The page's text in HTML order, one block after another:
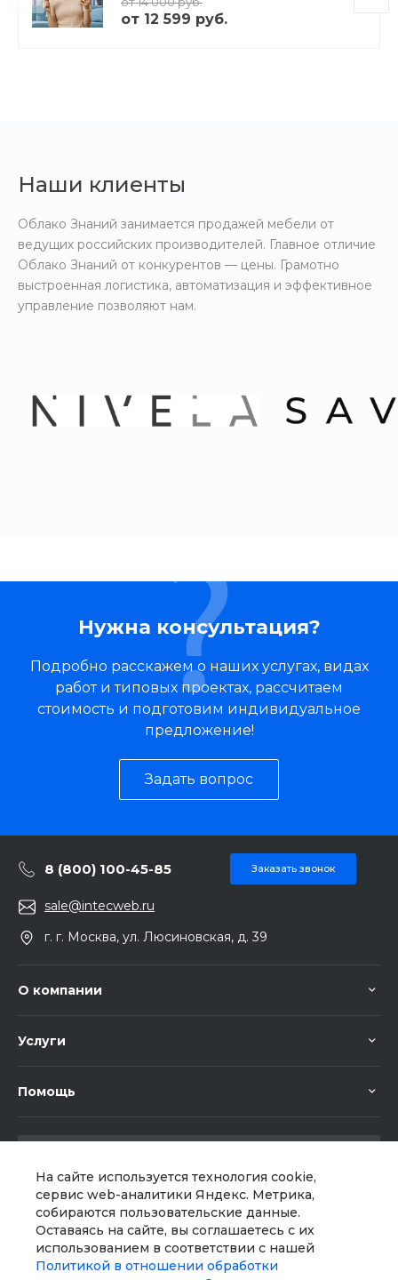
На сайте используется технология cookie,
сервис web-аналитики Яндекс. Метрика,
собираются пользовательские данные.
Оставаясь на сайте, вы соглашаетесь с их
использованием в соответствии с нашей
Политикой в отношении обработки
от 12 599 руб.
Наши клиенты
Облако Знаний занимается продажей мебели от
ведущих российских производителей. Главное отличие
Облако Знаний от конкурентов — цены. Грамотно
выстроенная логистика, автоматизация и эффективное
управление позволяют нам.
Нужна консультация?
Подробно расскажем о наших услугах, видах
работ и типовых проектах, рассчитаем
стоимость и подготовим индивидуальное
предложение!
Задать вопрос
8 (800) 100-45-85 Заказать звонок
sale@intecweb.ru
г. г. Москва, ул. Люсиновская, д. 39
О компании
Услуги
Помощь
Мы в соц. сетях